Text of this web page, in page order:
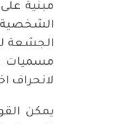
مبنية
الشخصية
الجشعة
مسميات
لانحراف
يمكن